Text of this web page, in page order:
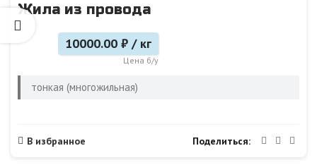
Жила из провода
10000.00 ₽ / кг
Цена б/у
тонкая (многожильная)
В избранное Поделиться